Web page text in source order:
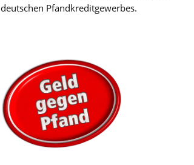
deutschen Pfandkreditgewerbes.